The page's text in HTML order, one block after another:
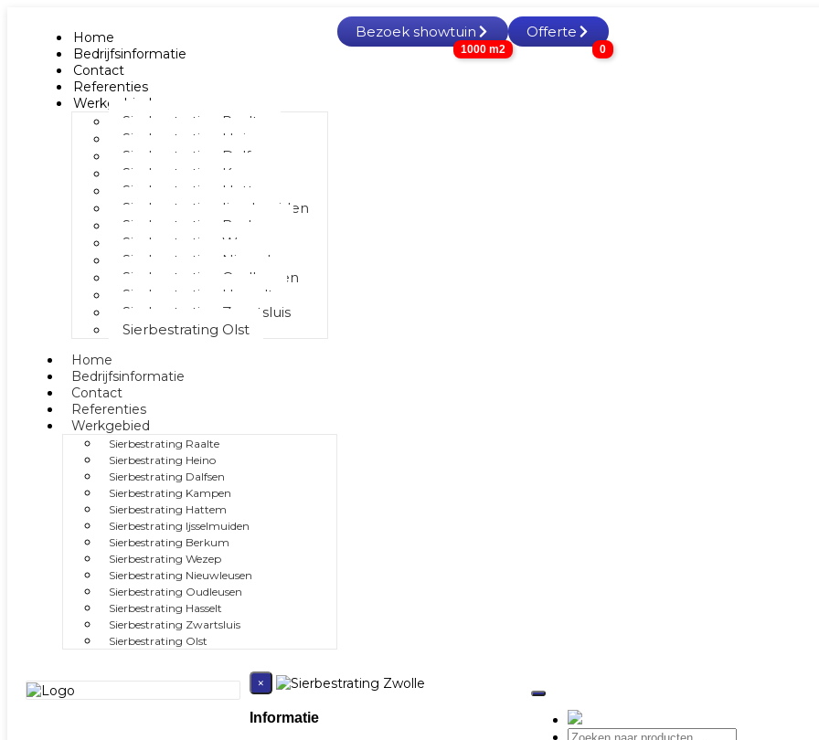
Home
Bedrijfsinformatie
Contact
Referenties
Werkgebied
Sierbestrating Raalte
Sierbestrating Heino
Sierbestrating Dalfsen
Sierbestrating Kampen
Sierbestrating Hattem
Sierbestrating Ijsselmuiden
Sierbestrating Berkum
Sierbestrating Wezep
Sierbestrating Nieuwleusen
Sierbestrating Oudleusen
Sierbestrating Hasselt
Sierbestrating Zwartsluis
Sierbestrating Olst
Home
Bedrijfsinformatie
Contact
Referenties
Werkgebied
Sierbestrating Raalte
Sierbestrating Heino
Sierbestrating Dalfsen
Sierbestrating Kampen
Sierbestrating Hattem
Sierbestrating Ijsselmuiden
Sierbestrating Berkum
Sierbestrating Wezep
Sierbestrating Nieuwleusen
Sierbestrating Oudleusen
Sierbestrating Hasselt
Sierbestrating Zwartsluis
Sierbestrating Olst
Bezoek showtuin
1000 m2
Offerte
0
×
Informatie